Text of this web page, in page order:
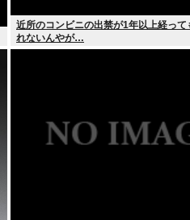
近所のコンビニの出禁が1年以上経って
れないんやが…